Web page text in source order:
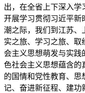
出，在全省上下深入
开展学习贯彻习近平新
潮之际，我们到江苏、
实之旅、学习之旅、取
会主义思想萌发与实
色社会主义思想蕴含的
的国情和党性教育、思
记、奋进新征程、建功